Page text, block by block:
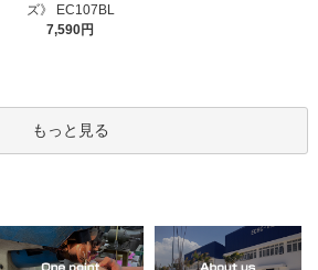
ズ》 EC107BL
7,590円
もっと見る